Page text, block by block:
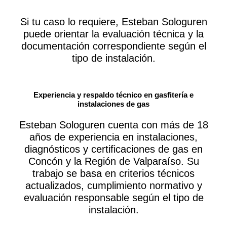
Si tu caso lo requiere, Esteban Sologuren
puede orientar la evaluación técnica y la
documentación correspondiente según el
tipo de instalación.
Experiencia y respaldo técnico en gasfitería e
instalaciones de gas
Esteban Sologuren cuenta con más de 18
años de experiencia en instalaciones,
diagnósticos y certificaciones de gas en
Concón y la Región de Valparaíso. Su
trabajo se basa en criterios técnicos
actualizados, cumplimiento normativo y
evaluación responsable según el tipo de
instalación.